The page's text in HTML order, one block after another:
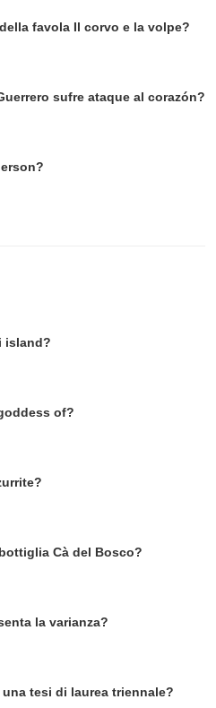
favola Il corvo e la volpe?
sufre ataque al corazón?
island?
of?
Cà del Bosco?
la varianza?
tesi di laurea triennale?